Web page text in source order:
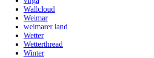
Wallcloud
Weimar
weimarer land
Wetter
Wetterthread
Winter